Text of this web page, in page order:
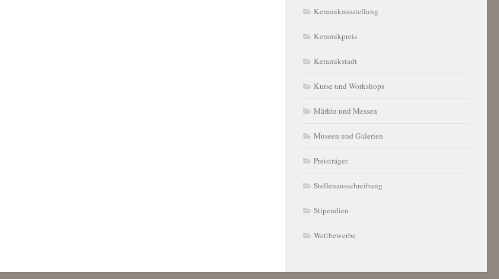
Keramikausstellung
Keramikpreis
Keramikstadt
Kurse und Workshops
Märkte und Messen
Museen und Galerien
Preisträger
Stellenausschreibung
Stipendien
Wettbewerbe